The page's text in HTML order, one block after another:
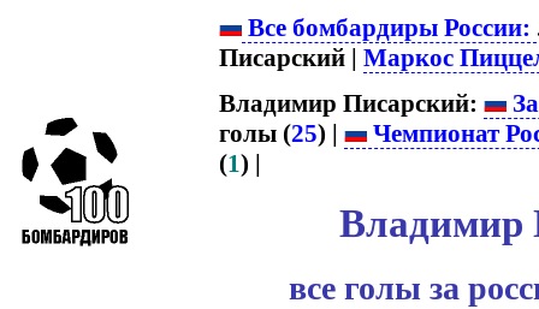
Все бомбардиры России:
Писарский | Маркос
Владимир Писарский:
голы (25) |
Чемпионат
(1) |
Владимир
все голы за